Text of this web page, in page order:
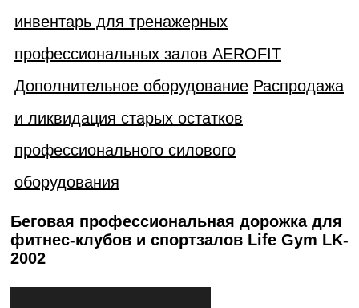
инвентарь для тренажерных
профессиональных залов AEROFIT
Дополнительное оборудование Распродажа
и ликвидация старых остатков
профессионального силового
оборудования
Беговая профессиональная дорожка для
фитнес-клубов и спортзалов Life Gym LK-
2002